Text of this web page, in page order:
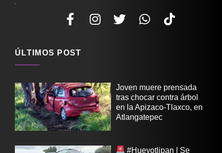
ÚLTIMOS POST
Joven muere prensada
tras chocar contra árbol
en la Apizaco-Tlaxco, en
Atlangatepec
#Hueyotlipan | Se